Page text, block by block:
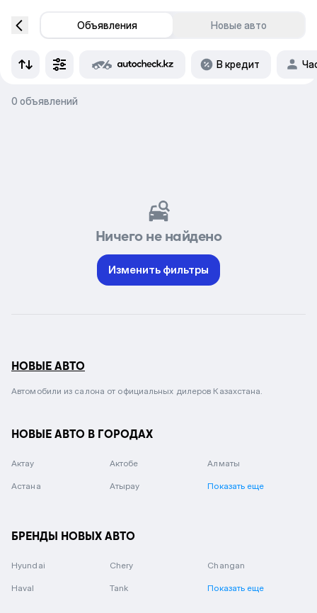
Объявления Новые авто
В кредит
0 объявлений
Ничего не найдено
Изменить фильтры
НОВЫЕ АВТО
Автомобили из салона от официальных дилеров Казахстана.
НОВЫЕ АВТО В ГОРОДАХ
Актау Актобе Алматы
Астана Атырау Показать еще
БРЕНДЫ НОВЫХ АВТО
Hyundai Chery Changan
Haval Tank Показать еще